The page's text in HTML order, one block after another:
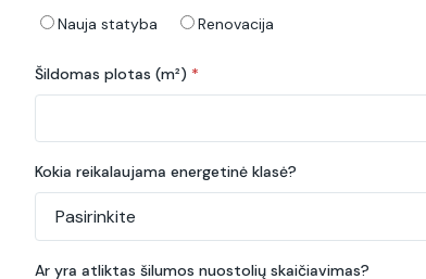
Nauja statyba
Renovacija
Šildomas plotas (m²) *
Kokia reikalaujama energetinė klasė?
Ar yra atliktas šilumos nuostolių skaičiavimas?